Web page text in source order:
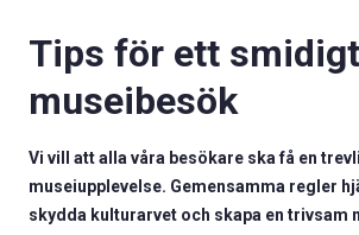
Tips för ett smidigt
museibesök
Vi vill att alla våra besökare ska få en
museiupplevelse. Gemensamma regler
skydda kulturarvet och skapa en trivsam